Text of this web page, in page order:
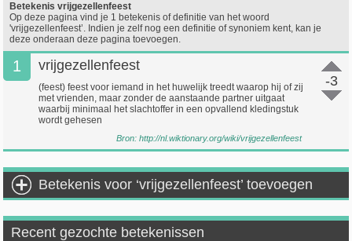
Betekenis vrijgezellenfeest
Op deze pagina vind je 1 betekenis of definitie van het woord
'vrijgezellenfeest’. Indien je zelf nog een definitie of synoniem kent, kan je
deze onderaan deze pagina toevoegen.
1
-3
vrijgezellenfeest
(feest) feest voor iemand in het huwelijk treedt waarop hij of zij
met vrienden, maar zonder de aanstaande partner uitgaat
waarbij minimaal het slachtoffer in een opvallend kledingstuk
wordt gehesen
Bron: http://nl.wiktionary.org/wiki/vrijgezellenfeest
Betekenis voor ‘vrijgezellenfeest’ toevoegen
Recent gezochte betekenissen